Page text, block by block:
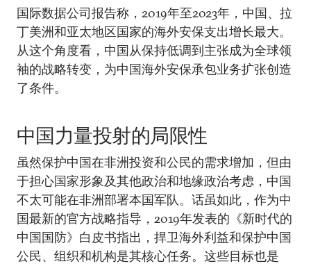
国际数据公司报告称，2019年至2023年，中国、拉
丁美洲和亚太地区国家的海外安保支出增长最大。
从这个角度看，中国从保持低调到主张成为全球领
袖的战略转变，为中国海外安保承包业务扩张创造
了条件。
中国力量投射的局限性
虽然保护中国在非洲投资和公民的需求增加，但由
于担心国家形象及其他政治和地缘政治考虑，中国
不太可能在非洲部署本国军队。话虽如此，作为中
国最新的官方战略指导，2019年发表的《新时代的
中国国防》白皮书指出，捍卫海外利益和保护中国
公民、组织和机构是其核心任务。这些目标也是